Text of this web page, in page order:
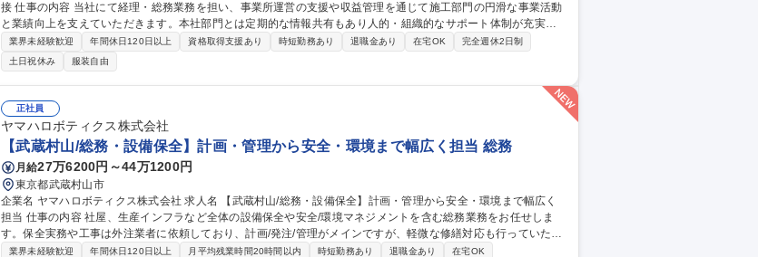
接 仕事の内容 当社にて経理・総務業務を担い、事業所運営の支援や収益管理を通じて施工部門の円滑な事業活動
と業績向上を支えていただきます。本社部門とは定期的な情報共有もあり人的・組織的なサポート体制が充実し
ています。 【具体的な仕事内容】 ■原価計算(個別・実際原価計算)及び収益管理(利益計画・実績フォロー等) ■固
定資産管理、監査法人監査対応 ■事業所運営に関わる、総務・庶務業務等 ■事業所内のシステム管理業務(PC管
理、システム移行他) ※運営は本社システムで実施 募集職種 【中部事業所】経理・総務◆福利厚生充実のJFEグル
ープ/WEB面接
業界未経験歓迎 年間休日120日以上 資格取得支援あり 時短勤務あり 退職金あり 在宅OK
完全週休2日制
土日祝休み
服装自由
正社員
ヤマハロボティクス株式会社
【武蔵村山/総務・設備保全】計画・管理から安全・環境まで幅広く担当 総務
月給27万6200円～44万1200円
東京都武蔵村山市
企業名 ヤマハロボティクス株式会社 求人名 【武蔵村山/総務・設備保全】計画・管理から安全・環境まで幅広く
担当 仕事の内容 社屋、生産インフラなど全体の設備保全や安全/環境マネジメントを含む総務業務をお任せしま
す。保全実務や工事は外注業者に依頼しており、計画/発注/管理がメインですが、軽微な修繕対応も行っていただ
きます。 ■総務業務 ■社屋、生産インフラ、社宅等の修理・更新手配 ■長期保全計画の作成 ■安全衛生・環境マネ
業界未経験歓迎 年間休日120日以上 月平均残業時間20時間以内 時短勤務あり 退職金あり
在宅OK